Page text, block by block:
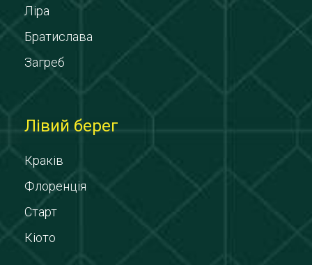
Ліра
Братислава
Загреб
Лівий берег
Краків
Флоренція
Старт
Кіото